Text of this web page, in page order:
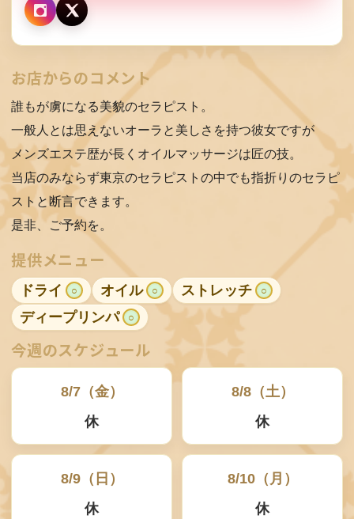
S
P
R
I
C
E
R
E
C
R
U
I
O
お店からのコメント
誰もが虜になる美貌のセラピスト。
一般人とは思えないオーラと美しさを持つ彼女ですが
メンズエステ歴が長くオイルマッサージは匠の技。
当店のみならず東京のセラピストの中でも指折りのセラピ
ストと断言できます。
是非、ご予約を。
提供メニュー
ドライ ○ オイル ○ ストレッチ ○
ディープリンパ ○
今週のスケジュール
8/7（金）
休
8/8（土）
休
8/9（日）
休
8/10（月）
休